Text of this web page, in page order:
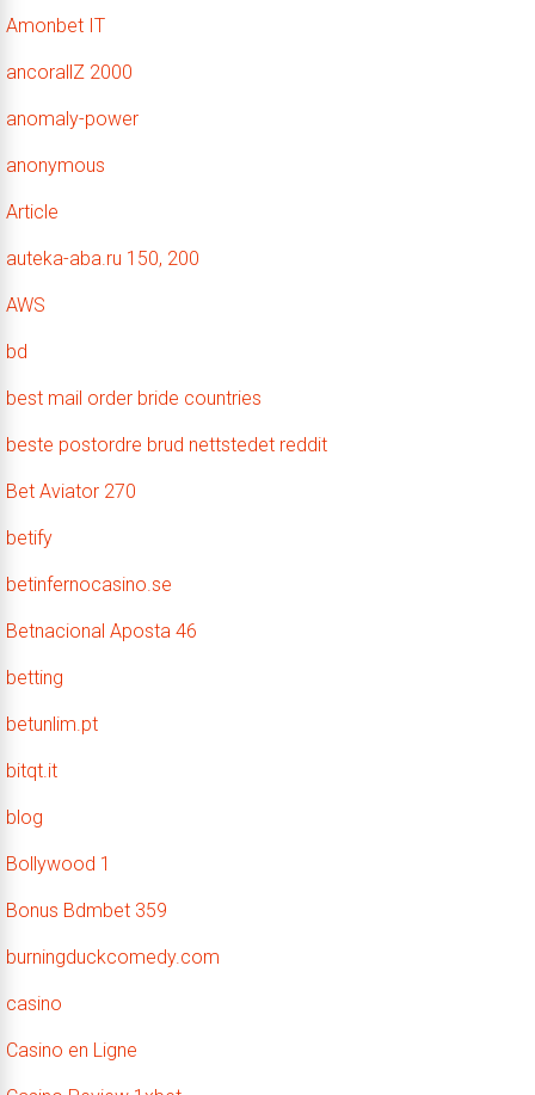
Amonbet IT
ancorallZ 2000
anomaly-power
anonymous
Article
auteka-aba.ru 150, 200
AWS
bd
best mail order bride countries
beste postordre brud nettstedet reddit
Bet Aviator 270
betify
betinfernocasino.se
Betnacional Aposta 46
betting
betunlim.pt
bitqt.it
blog
Bollywood 1
Bonus Bdmbet 359
burningduckcomedy.com
casino
Casino en Ligne